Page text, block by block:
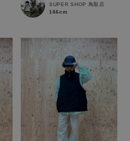
SUPER SHOP 鳥取店
166cm